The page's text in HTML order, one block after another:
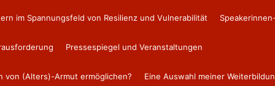
im Spannungsfeld von Resilienz und Vulnerabilität
Pressespiegel und Veranstaltungen
von (Alters)-Armut ermöglichen? Eine Auswahl meiner